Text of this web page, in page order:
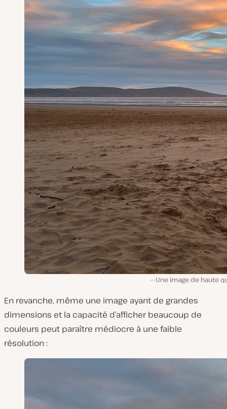
Une image de haute
En revanche, même une image ayant de grandes
dimensions et la capacité d’afficher beaucoup de
couleurs peut paraître médiocre à une faible
résolution :